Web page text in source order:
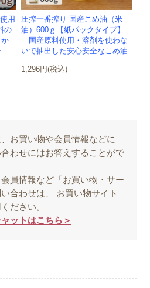
用
の
ル
圧搾一番搾り 国産こめ油（米
油）600ｇ【紙パックタイプ】
｜国産原料使用・溶剤を使わな
いで抽出した安心安全なこめ油
1,296円(税込)
お買い物や会員情報などに
わせにはお答えすることがで
員情報など「お買い物・サー
合わせは、 お買い物サイト
ださい。
ットはこちら＞